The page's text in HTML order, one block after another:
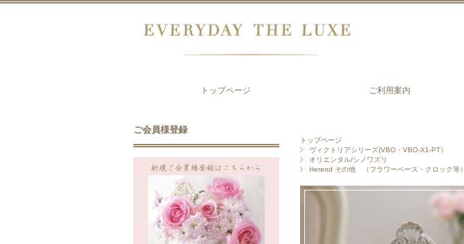
トップページ ご利用案内
トップページ
ヴィクトリアシリーズ(VBO・VBO-X1-PT）
オリエンタル/シノワズリ
Herend その他 （フラワーベース・クロック等）
ご会員様登録